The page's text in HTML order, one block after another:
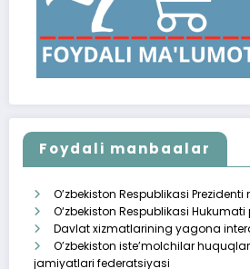
Foydali manbaalar
O’zbekiston Respublikasi
O‘zbekiston Respublikasi Hukumati
Davlat xizmatlarining yagona
O’zbekiston iste’molchilar
jamiyatlari federatsiyasi